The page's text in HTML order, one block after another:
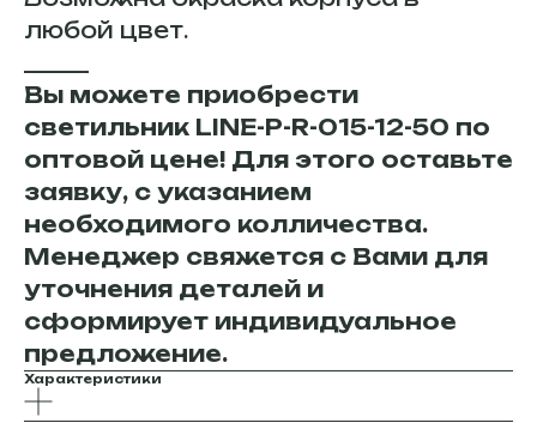
любой цвет.
Вы можете приобрести
светильник LINE-P-R-015-12-50 по
оптовой цене! Для этого оставьте
заявку, с указанием
необходимого колличества.
Менеджер свяжется с Вами для
уточнения деталей и
сформирует индивидуальное
предложение.
Характеристики